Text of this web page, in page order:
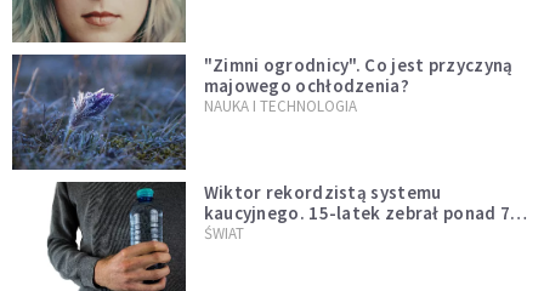
"Zimni ogrodnicy". Co jest przyczyną
majowego ochłodzenia?
NAUKA I TECHNOLOGIA
Wiktor rekordzistą systemu
kaucyjnego. 15-latek zebrał ponad 7
tys. butelek i puszek
ŚWIAT